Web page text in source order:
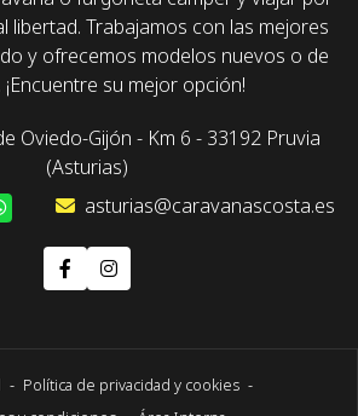
libertad. Trabajamos con las mejores
y ofrecemos modelos nuevos o de
su mejor opción!
Oviedo-Gijón - Km 6 - 33192 Pruvia
(Asturias)
asturias@caravanascosta.es
- Política de privacidad y cookies -